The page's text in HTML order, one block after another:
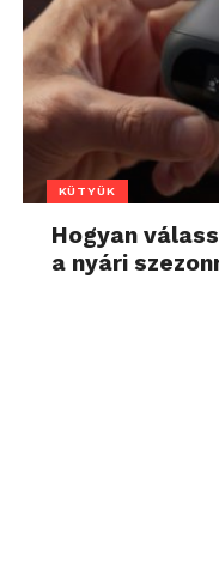
KÜTYÜK
Hogyan
a nyári